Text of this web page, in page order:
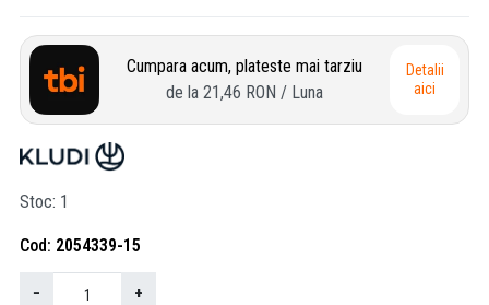
Cumpara acum, plateste mai tarziu
de la 21,46 RON / Luna
Detalii
aici
Stoc 1
Cod 2054339-15
− +